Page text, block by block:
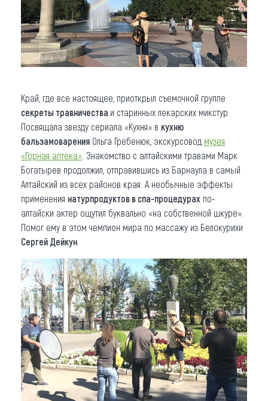
Край, где все настоящее, приоткрыл съемочной группе
секреты травничества и старинных лекарских микстур.
Посвящала звезду сериала «Кухня» в кухню
бальзамоварения Ольга Гребенюк, экскурсовод музея
«Горная аптека» . Знакомство с алтайскими травами Марк
Богатырев продолжил, отправившись из Барнаула в самый
Алтайский из всех районов края. А необычные эффекты
применения натурпродуктов в спа-процедурах по-
алтайски актер ощутил буквально «на собственной шкуре».
Помог ему в этом чемпион мира по массажу из Белокурихи
Сергей Дейкун